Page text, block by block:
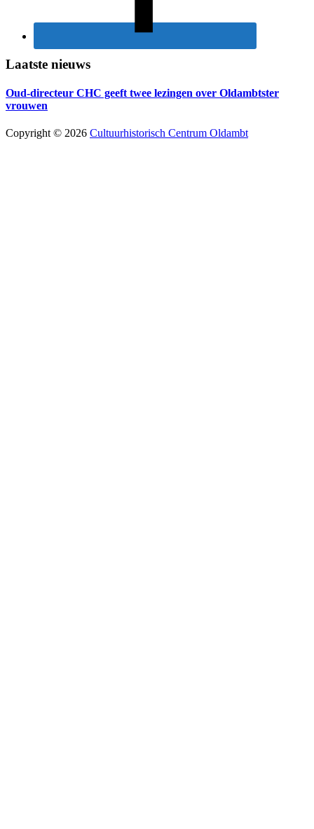
Laatste nieuws
Oud-directeur CHC geeft twee lezingen over Oldambtster
vrouwen
Copyright © 2026 Cultuurhistorisch Centrum Oldambt